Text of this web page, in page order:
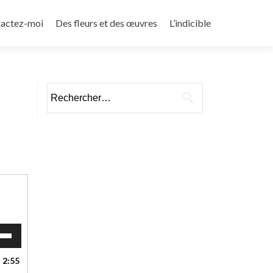
moi Des fleurs et des œuvres L’indicible
2:55